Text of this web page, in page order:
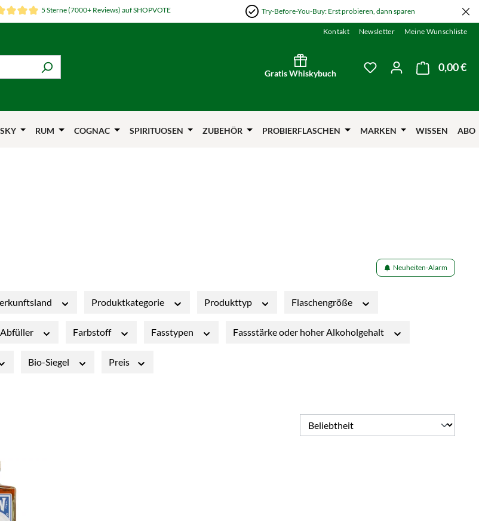
5 Sterne (7000+ Reviews) auf SHOPVOTE Try-Before-You-Buy: Erst probieren, dann sparen
Kontakt Newsletter Meine Wunschliste
Gratis Whiskybuch
Du hast 0 Produkte
0,00 €
RUM COGNAC SPIRITUOSEN ZUBEHÖR PROBIERFLASCHEN MARKEN WISSEN ABO
Neuheiten-Alarm
Produktkategorie Produkttyp Flaschengröße
Abfüller Farbstoff Fasstypen Fassstärke oder hoher Alkoholgehalt
Bio-Siegel Preis